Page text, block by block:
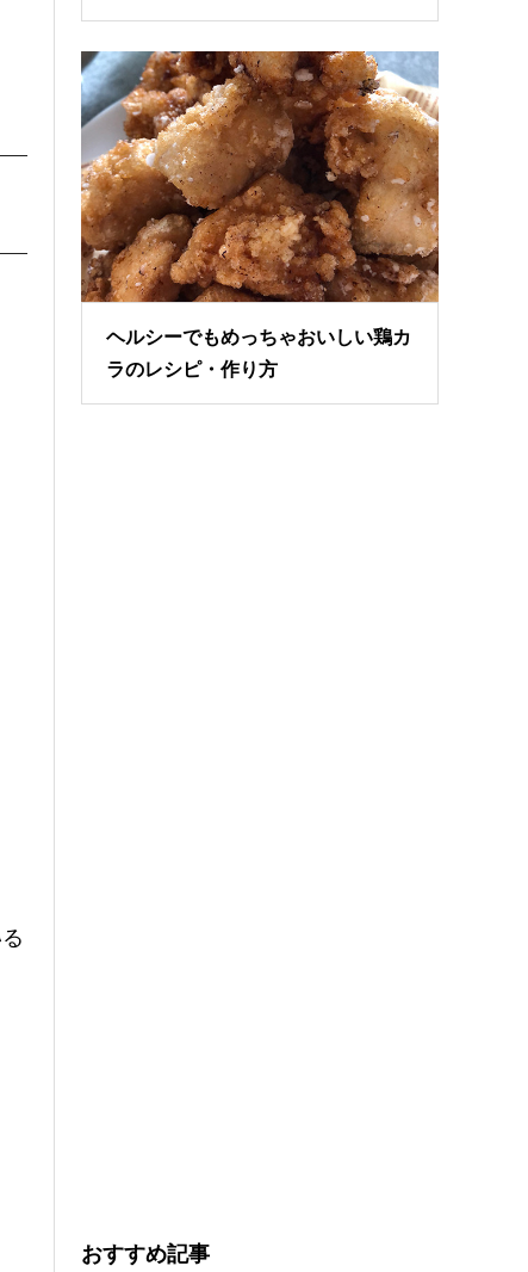
ヘルシーでもめっちゃおいしい鶏カ
ラのレシピ・作り方
おすすめ記事